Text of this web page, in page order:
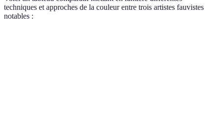
techniques et approches de la couleur entre trois artistes fauvistes
notables :